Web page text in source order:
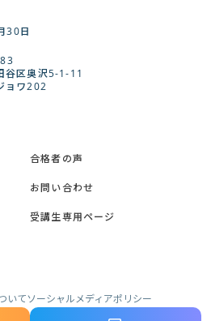
30日
谷区奥沢5-1-11
ョワ202
合格者の声
お問い合わせ
受講生専用ページ
いてソーシャルメディアポリシー